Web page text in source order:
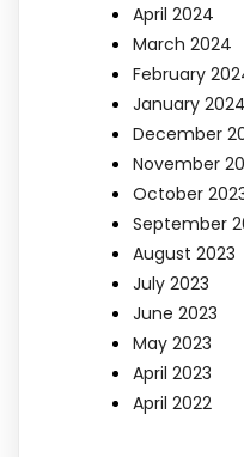
April 2024
March 2024
February
January 2024
December
November
October
September
August 2023
July 2023
June 2023
May 2023
April 2023
April 2022